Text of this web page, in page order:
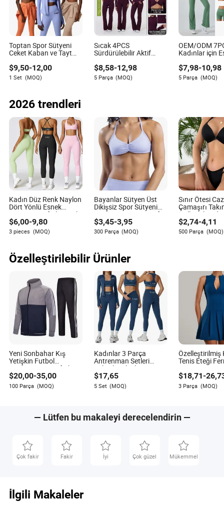
Toptan Spor Sütyeni
Ceket Kaban ve Tayt
İçin Spor Giysileri
$9,50-12,00
1 Set (MOQ)
Sıcak 4PCS
Sürdürülebilir Aktif
Kıyafetleri Kadınlar için,
Geri Dönüştürülmüş
Egzersiz Kıyafetleri
$8,58-12,98
5 Parça (MOQ)
OEM/ODM
Kadınlar için
Yoga Sütyeni
Ceketi +
Pantolonu,
$7,98-10,98
5 Parça (MOQ)
2026 trendleri
Kadın Düz Renk Naylon
Dört Yönlü Esnek
Fitness Kıyafetleri Gizli
Lastikli Sütyen Spor
Salonu Antrenmanı
Yoga Sütyeni
$6,00-9,80
3 pieces (MOQ)
Bayanlar Sütyen Üst
Dikişsiz Spor Sütyeni
Spor Kısa Yoga Kıyafeti
ve Spor Kıyafeti
$3,45-3,95
300 Parça (MOQ)
Sınır Ötesi
Çamaşırı
Halka
Göğüsleri
Alt Plakayı
Cazibeli
$2,74-4,11
500 Parça (MOQ)
Özelleştirilebilir Ürünler
Yeni Sonbahar Kış
Yetişkin Futbol
Antrenman Kıyafetleri
Erkekler ve Kadınlar için
Futbol Forması Baskılı
Logo Spor Giyim
$20,00-35,00
100 Parça (MOQ)
Kadınlar 3 Parça
Antrenman Setleri
Yüksek Bel Dikişsiz Tayt
Kısa Üst Ceket Spor
Kıyafet Yoga Kıyafeti
Spor Sütyeni Takım
$17,65
5 Set (MOQ)
Özelleştirilmiş
Tenis Eteği
Koşu Fitness
Spor Elbisesi
$18,71-
3 Parça (MOQ)
— Lütfen bu makaleyi derecelendirin —
Çok fakir Fakir İyi Çok güzel Mükemmel
İlgili Makaleler